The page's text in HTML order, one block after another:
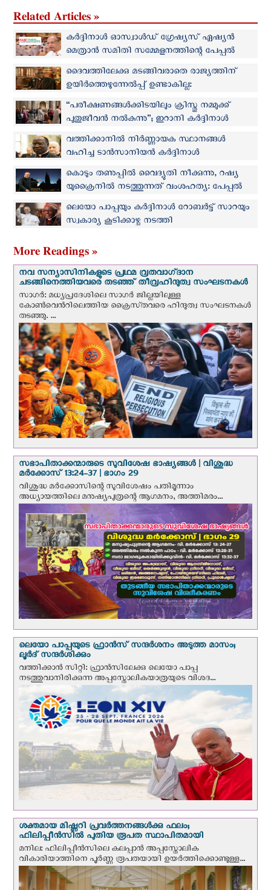
Related Articles »
കര്‍ദ്ദിനാള്‍ ഓസ്വാൾഡ് ഗ്രേഷ്യസ് ഏഷ്യൻ
മെത്രാൻ സമിതി സമ്മേളനത്തിന്റെ പേപ്പല്‍
പ്രതിനിധി
ദൈവത്തിലേക്കു മടങ്ങിവരാതെ രാജ്യത്തിന്
ഉയിര്‍ത്തെഴുന്നേല്‍പ്പ് ഉണ്ടാകില്ല:
മുന്നറിയിപ്പുമായി കര്‍ദ്ദിനാള്‍ സാറ
‘‘പരീക്ഷണങ്ങൾക്കിടയിലും ക്രിസ്തു നമ്മുക്ക്
പുതുജീവൻ നൽകുന്നു’’; ഇറാനി കര്‍ദ്ദിനാള്‍
ഡൊമിനിക് മാത്യു
വത്തിക്കാനില്‍ നിര്‍ണ്ണായക സ്ഥാനങ്ങള്‍
വഹിച്ച ടാൻസാനിയന്‍ കര്‍ദ്ദിനാള്‍
പോളികാർപോ ദിവംഗതനായി
കൊടും തണുപ്പില്‍ വൈദ്യുതി നീക്കുന്നു, റഷ്യ
യുക്രൈനില്‍ നടത്തുന്നത് വംശഹത്യ: പേപ്പല്‍
പ്രതിനിധിയായ കര്‍ദ്ദിനാള്‍
ലെയോ പാപ്പയും കര്‍ദ്ദിനാള്‍ റോബര്‍ട്ട് സാറയും
സ്വകാര്യ കൂടിക്കാഴ്ച നടത്തി
More Readings »
നവ സന്യാസിനികളുടെ പ്രഥമ വ്രതവാഗ്‌ദാന
ചടങ്ങിനെത്തിയവരെ തടഞ്ഞ് തീവ്രഹിന്ദുത്വ സംഘടനകള്‍
സാഗർ: മധ്യപ്രദേശിലെ സാഗർ ജില്ലയിലുള്ള
കോൺവെന്‍റിലെത്തിയ ക്രൈസ്‌തവരെ ഹിന്ദുത്വ സംഘടനകൾ
തടഞ്ഞു. ...
സഭാപിതാക്കന്മാരുടെ സുവിശേഷ ഭാഷ്യങ്ങള്‍ | വിശുദ്ധ
മര്‍ക്കോസ് 13:24-37 | ഭാഗം 29
വിശുദ്ധ മര്‍ക്കോസിന്റെ സുവിശേഷം പതിമൂന്നാം
അധ്യായത്തിലെ മനുഷ്യപുത്രന്റെ ആഗമനം, അത്തിമരം...
ലെയോ പാപ്പയുടെ ഫ്രാന്‍സ് സന്ദര്‍ശനം അടുത്ത മാസം;
ലൂര്‍ദ് സന്ദര്‍ശിക്കും
വത്തിക്കാന്‍ സിറ്റി: ഫ്രാൻസിലേക്കു ലെയോ പാപ്പ
നടത്തുവാനിരിക്കുന്ന അപ്പസ്തോലികയാത്രയുടെ വിശദ...
ശക്തമായ മിഷ്ണറി പ്രവർത്തനങ്ങൾക്കു ഫലം;
ഫിലിപ്പീൻസിൽ പുതിയ രൂപത സ്ഥാപിതമായി
മനില: ഫിലിപ്പീൻസിലെ കലപ്പാൻ അപ്പസ്തോലിക
വികാരിയാത്തിനെ പൂർണ്ണ രൂപതയായി ഉയർത്തിക്കൊണ്ടുള്ള...